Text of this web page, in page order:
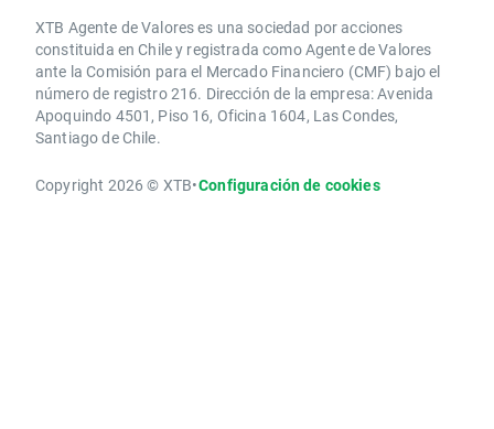
XTB Agente de Valores es una sociedad por acciones
constituida en Chile y registrada como Agente de Valores
ante la Comisión para el Mercado Financiero (CMF) bajo el
número de registro 216. Dirección de la empresa: Avenida
Apoquindo 4501, Piso 16, Oficina 1604, Las Condes,
Santiago de Chile.
Copyright 2026 © XTB•Configuración de cookies